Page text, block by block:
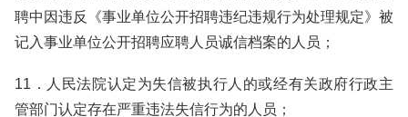
聘中因违反《事业单位公开招聘违纪违规行为处理规定》被
记入事业单位公开招聘应聘人员诚信档案的人员；
11．人民法院认定为失信被执行人的或经有关政府行政主
管部门认定存在严重违法失信行为的人员；